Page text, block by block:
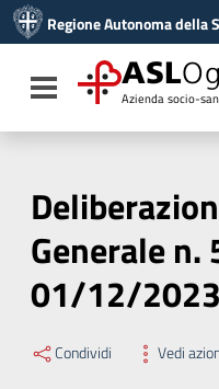
Vai al menu di
Vai al footer
Regione Autonoma della
Toggle navigation
ASL
Azienda socio-
Generale n.
01/12/2023
Condividi Vedi